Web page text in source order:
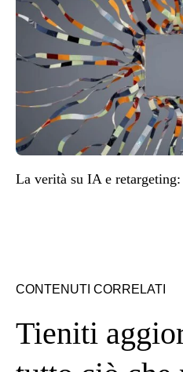
La verità su IA e
CONTENUTI CORRELATI
Tieniti